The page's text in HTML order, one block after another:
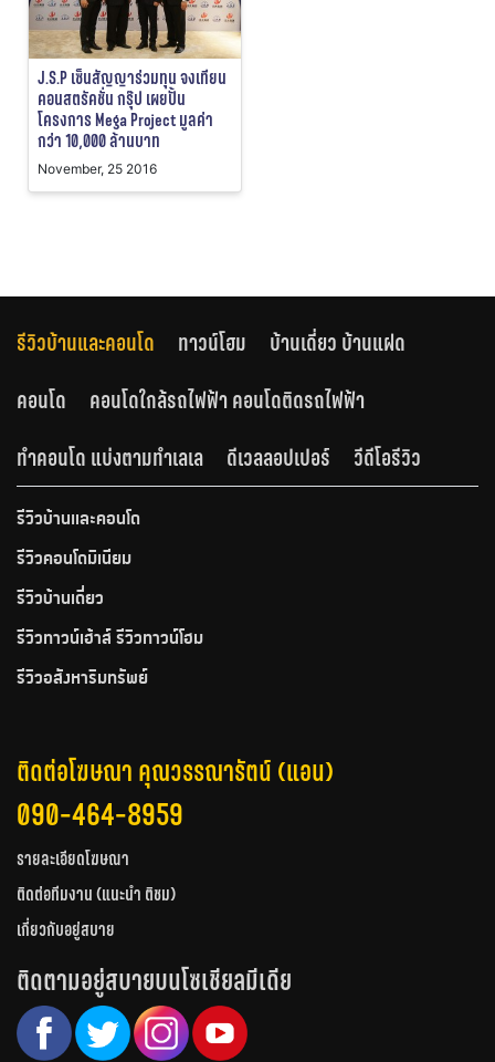
J.S.P เซ็นสัญญาร่วมทุน จงเทียน
คอนสตรัคชั่น กรุ๊ป เผยปั้น
โครงการ Mega Project มูลค่า
กว่า 10,000 ล้านบาท
November, 25 2016
รีวิวบ้านและคอนโด ทาวน์โฮม
บ้านเดี่ยว บ้านแฝด
คอนโด
คอนโดใกล้รถไฟฟ้า คอนโดติดรถไฟฟ้า
ทำคอนโด แบ่งตามทำเลเล
ดีเวลลอปเปอร์ วีดีโอรีวิว
รีวิวบ้านและคอนโด
รีวิวคอนโดมิเนียม
รีวิวบ้านเดี่ยว
รีวิวทาวน์เฮ้าส์ รีวิวทาวน์โฮม
รีวิวอสังหาริมทรัพย์
ติดต่อโฆษณา คุณวรรณารัตน์ (แอน)
090-464-8959
รายละเอียดโฆษณา
ติดต่อทีมงาน (แนะนำ ติชม)
เกี่ยวกับอยู่สบาย
ติดตามอยู่สบายบนโซเชียลมีเดีย